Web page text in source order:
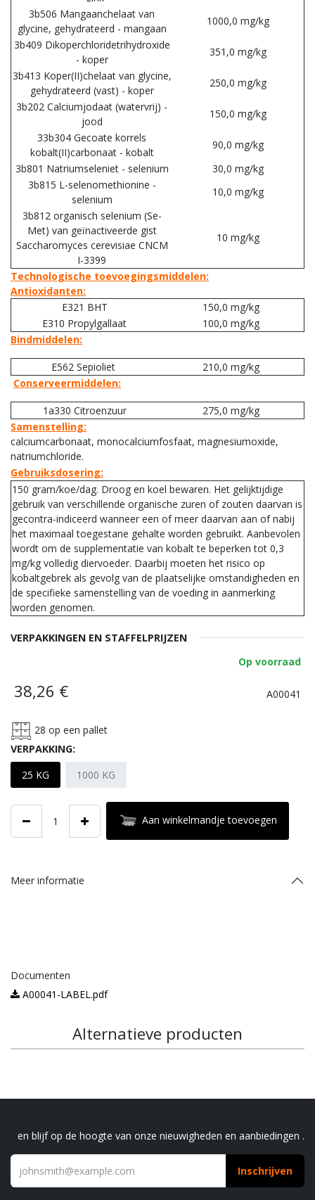
3b506 Mangaanchelaat van
glycine, gehydrateerd - mangaan
1000,0 mg/kg
3b409 Dikoperchloridetrihydroxide
- koper
351,0 mg/kg
3b413 Koper(II)chelaat van glycine,
gehydrateerd (vast) - koper
250,0 mg/kg
3b202 Calciumjodaat (watervrij) -
jood
150,0 mg/kg
33b304 Gecoate korrels
kobalt(II)carbonaat - kobalt
90,0 mg/kg
3b801 Natriumseleniet - selenium
30,0 mg/kg
3b815 L-selenomethionine -
selenium
10,0 mg/kg
3b812 organisch selenium (Se-
Met) van geïnactiveerde gist
Saccharomyces cerevisiae CNCM
I-3399
10 mg/kg
Technologische toevoegingsmiddelen:
Antioxidanten:
E321 BHT
150,0 mg/kg
E310 Propylgallaat
100,0 mg/kg
Bindmiddelen:
E562 Sepioliet
210,0 mg/kg
Conserveermiddelen:
1a330 Citroenzuur
275,0 mg/kg
Samenstelling:
calciumcarbonaat, monocalciumfosfaat, magnesiumoxide,
natriumchloride.
Gebruiksdosering:
150 gram/koe/dag. Droog en koel bewaren. Het gelijktijdige
gebruik van verschillende organische zuren of zouten daarvan is
gecontra-indiceerd wanneer een of meer daarvan aan of nabij
het maximaal toegestane gehalte worden gebruikt. Aanbevolen
wordt om de supplementatie van kobalt te beperken tot 0,3
mg/kg volledig diervoeder. Daarbij moeten het risico op
kobaltgebrek als gevolg van de plaatselijke omstandigheden en
de specifieke samenstelling van de voeding in aanmerking
worden genomen.
VERPAKKINGEN EN STAFFELPRIJZEN
Op voorraad
38,26 € A00041
28 op een pallet
VERPAKKING:
25 KG
1000 KG
Aan winkelmandje toevoegen
Meer informatie
Documenten
A00041-LABEL.pdf
Alternatieve producten
en blijf op de hoogte van onze nieuwigheden en aanbiedingen .
Inschrijven